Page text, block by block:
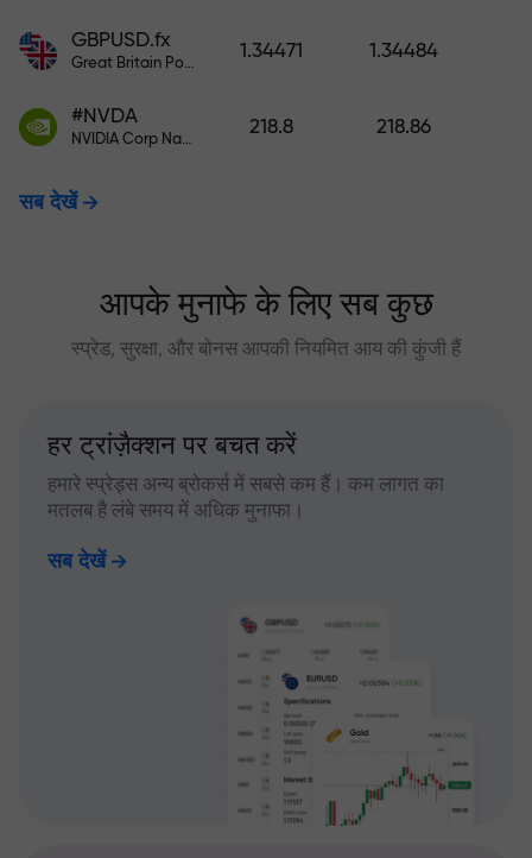
GBPUSD.fx
Great Britain Pound vs US Dollar
1.34471 1.34484
#NVDA
NVIDIA Corp Nasdaq Stock Exchange (Nasdaq) USD
218.8 218.86
सब देखें
आपके मुनाफे के लिए सब कुछ
स्प्रेड, सुरक्षा, और बोनस आपकी नियमित आय की कुंजी हैं
हर ट्रांज़ैक्शन पर बचत करें
हमारे स्प्रेड्स अन्य ब्रोकर्स में सबसे कम हैं। कम लागत का
मतलब है लंबे समय में अधिक मुनाफा।
सब देखें